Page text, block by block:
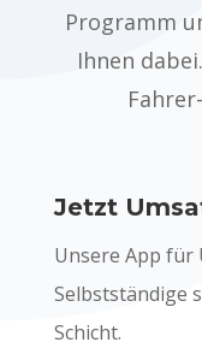
Programm
Ihnen
Jetzt
Unsere App für
Selbstständige
Schicht.